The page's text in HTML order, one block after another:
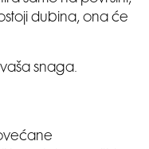
dubina, ona će
snaga.